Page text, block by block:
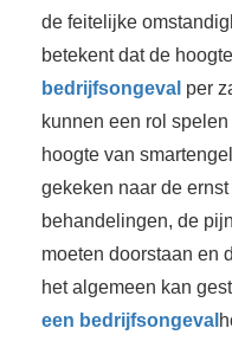
de feitelijke
betekent dat de
bedrijfsongeval per
kunnen een rol
hoogte van
gekeken naar de
behandelingen, de
moeten doorstaan en
het algemeen kan
een bedrijfsongeval